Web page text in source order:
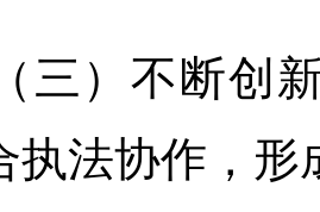
（三）不断创
执法协作，